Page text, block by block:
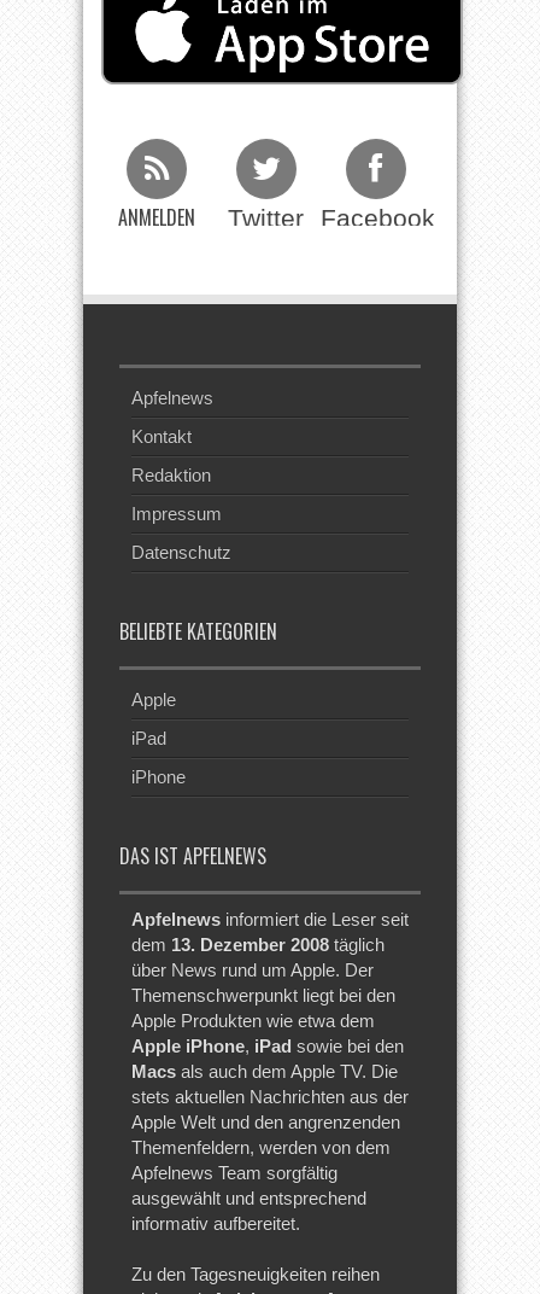
ANMELDEN Twitter Facebook
Apfelnews
Kontakt
Redaktion
Impressum
Datenschutz
BELIEBTE KATEGORIEN
Apple
iPad
iPhone
DAS IST APFELNEWS
Apfelnews informiert die Leser seit
dem 13. Dezember 2008 täglich
über News rund um Apple. Der
Themenschwerpunkt liegt bei den
Apple Produkten wie etwa dem
Apple iPhone, iPad sowie bei den
Macs als auch dem Apple TV. Die
stets aktuellen Nachrichten aus der
Apple Welt und den angrenzenden
Themenfeldern, werden von dem
Apfelnews Team sorgfältig
ausgewählt und entsprechend
informativ aufbereitet.
Zu den Tagesneuigkeiten reihen